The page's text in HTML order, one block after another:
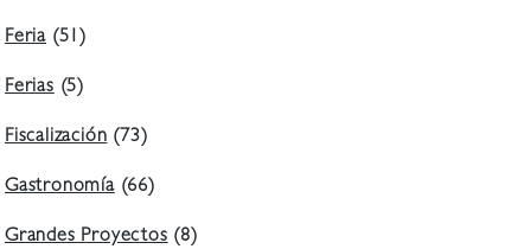
Feria (51)
Ferias(5)
Fiscalización(73)
Gastronomía(66)
Grandes Proyectos(8)